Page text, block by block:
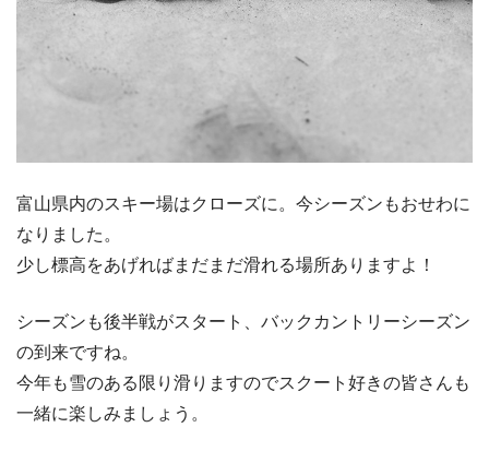
富山県内のスキー場はクローズに。今シーズンもおせわに
なりました。
少し標高をあげればまだまだ滑れる場所ありますよ！
シーズンも後半戦がスタート、バックカントリーシーズン
の到来ですね。
今年も雪のある限り滑りますのでスクート好きの皆さんも
一緒に楽しみましょう。